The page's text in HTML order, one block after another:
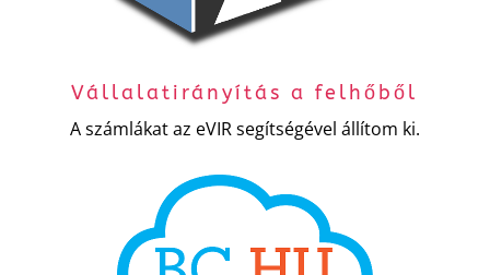
Vállalatirányítás a felhőből
A számlákat az eVIR segítségével állítom ki.